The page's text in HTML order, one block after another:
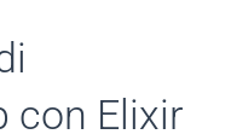
con Elixir